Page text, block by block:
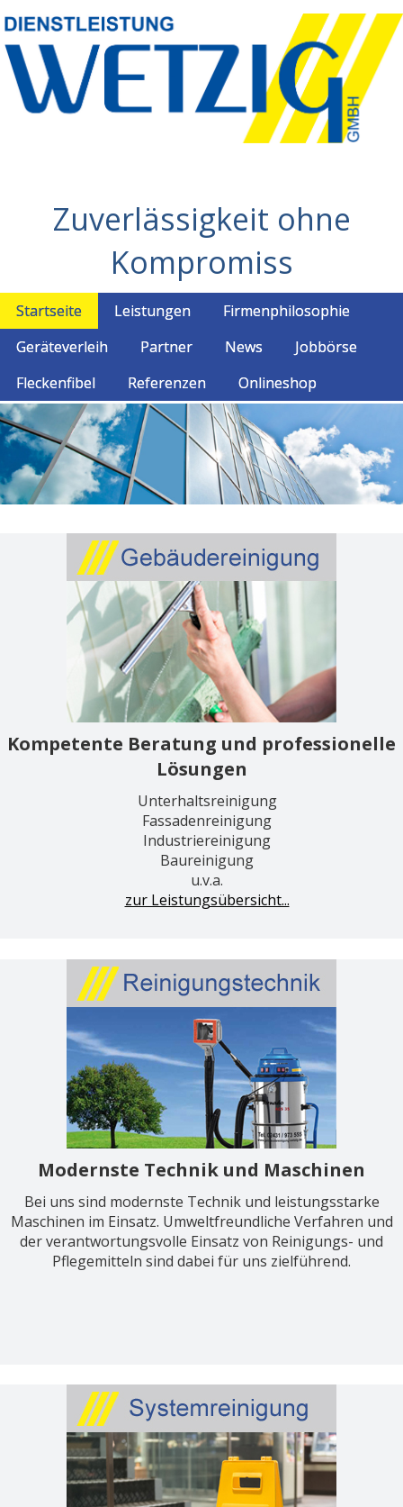
Zuverlässigkeit ohne
Kompromiss
Startseite Leistungen
Firmenphilosophie
Geräteverleih
Partner News
Jobbörse
Fleckenfibel
Referenzen Onlineshop
Kompetente Beratung und professionelle
Lösungen
Unterhaltsreinigung
Fassadenreinigung
Industriereinigung
Baureinigung
u.v.a.
zur Leistungsübersicht...
Modernste Technik und Maschinen
Bei uns sind modernste Technik und leistungsstarke
Maschinen im Einsatz. Umweltfreundliche Verfahren und
der verantwortungsvolle Einsatz von Reinigungs- und
Pflegemitteln sind dabei für uns zielführend.